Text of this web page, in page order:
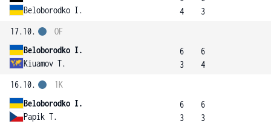
Beloborodko I.
4
3
17.10.
Beloborodko I.
Kiuamov T.
OF
6
3
6
4
16.10.
Beloborodko I.
Papik T.
1K
6
3
6
3